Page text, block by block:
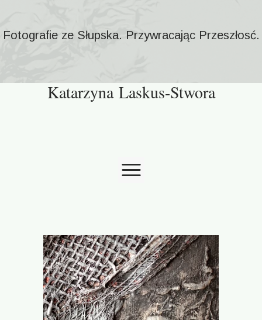
Fotografie ze Słupska. Przywracając Przeszłosć.
Katarzyna Laskus-Stwora